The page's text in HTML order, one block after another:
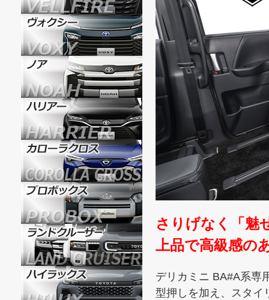
さりげなく「魅
上品で高級感の
デリカミニ BA#A系専
型押しを加え、スタイ